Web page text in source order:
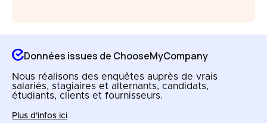
Données issues de ChooseMyCompany
Nous réalisons des enquêtes auprès de vrais
salariés, stagiaires et alternants, candidats,
étudiants, clients et fournisseurs.
Plus d'infos ici